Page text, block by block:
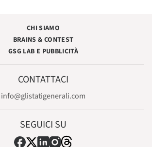
CHI SIAMO
BRAINS & CONTEST
GSG LAB E PUBBLICITÀ
CONTATTACI
info@glistatigenerali.com
SEGUICI SU